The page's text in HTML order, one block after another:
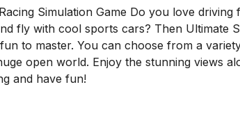
Simulation Game Do you love
fly with cool sports cars? Then Ultimate
to master. You can choose from a
open world. Enjoy the stunning views
and have fun!